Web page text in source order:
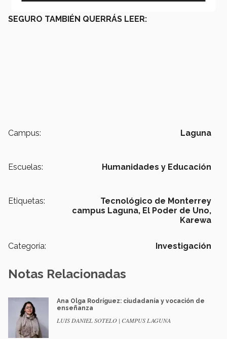
SEGURO TAMBIÉN QUERRÁS LEER:
Campus: Laguna
Escuelas: Humanidades y Educación
Etiquetas:
Tecnológico de Monterrey
campus Laguna, El Poder de Uno,
Karewa
Categoría: Investigación
Notas Relacionadas
Ana Olga Rodríguez: ciudadanía y vocación de
enseñanza
LUIS DANIEL SOTELO | CAMPUS LAGUNA